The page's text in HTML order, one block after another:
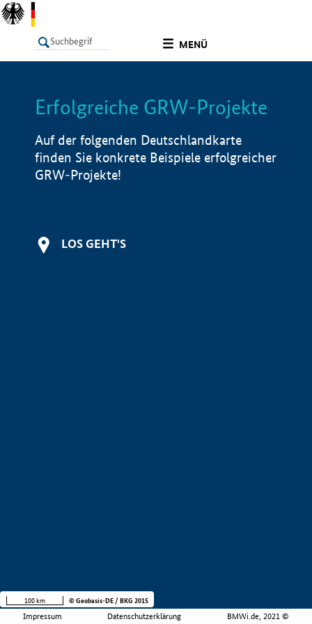
MENÜ
LISTE Info
Erfolgreiche GRW-Projekte
Auf der folgenden Deutschlandkarte
finden Sie konkrete Beispiele erfolgreicher
GRW-Projekte!
LOS GEHT'S
Impressum Datenschutzerklärung BMWi.de, 2021 ©
100 km © Geobasis-DE / BKG 2015